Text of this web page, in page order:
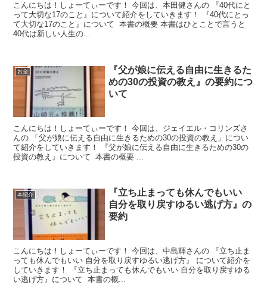
こんにちは！しょーてぃーです！ 今回は、本田健さんの 『40代にと
って大切な17のこと』について紹介をしていきます！ 『40代にとっ
て大切な17のこと』について 本書の概要 本書はひとことで言うと
40代は新しい人生の...
お金
『父が娘に伝える自由に生きるた
めの30の投資の教え』の要約につ
いて
こんにちは！しょーてぃーです！ 今回は、ジェイエル・コリンズさ
んの 「父が娘に伝える自由に生きるための30の投資の教え」につい
て紹介をしていきます！ 『父が娘に伝える自由に生きるための30の
投資の教え』について 本書の概要 ...
本紹介
『立ち止まっても休んでもいい
自分を取り戻すゆるい逃げ方』の
要約
こんにちは！しょーてぃーです！ 今回は、中島輝さんの 『立ち止ま
っても休んでもいい 自分を取り戻すゆるい逃げ方』 について紹介を
していきます！ 『立ち止まっても休んでもいい 自分を取り戻すゆる
い逃げ方』について 本書の概...